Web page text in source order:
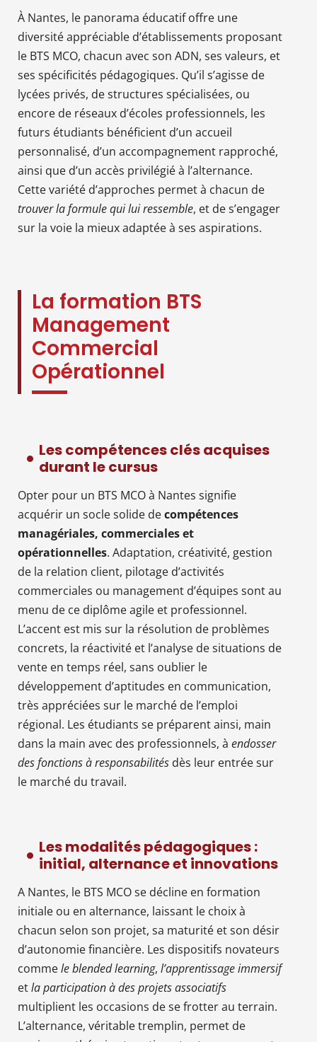
À Nantes, le panorama éducatif offre une
diversité appréciable d’établissements proposant
le BTS MCO, chacun avec son ADN, ses valeurs, et
ses spécificités pédagogiques. Qu’il s’agisse de
lycées privés, de structures spécialisées, ou
encore de réseaux d’écoles professionnels, les
futurs étudiants bénéficient d’un accueil
personnalisé, d’un accompagnement rapproché,
ainsi que d’un accès privilégié à l’alternance.
Cette variété d’approches permet à chacun de
trouver la formule qui lui ressemble, et de s’engager
sur la voie la mieux adaptée à ses aspirations.
La formation BTS
Management
Commercial
Opérationnel
Les compétences clés acquises
durant le cursus
Opter pour un BTS MCO à Nantes signifie
acquérir un socle solide decompétences
managériales, commerciales et
opérationnelles. Adaptation, créativité, gestion
de la relation client, pilotage d’activités
commerciales ou management d’équipes sont au
menu de ce diplôme agile et professionnel.
L’accent est mis sur la résolution de problèmes
concrets, la réactivité et l’analyse de situations de
vente en temps réel, sans oublier le
développement d’aptitudes en communication,
très appréciées sur le marché de l’emploi
régional. Les étudiants se préparent ainsi, main
dans la main avec des professionnels, à endosser
des fonctions à responsabilités dès leur entrée sur
le marché du travail.
Les modalités pédagogiques :
initial, alternance et innovations
A Nantes, le BTS MCO se décline en formation
initiale ou en alternance, laissant le choix à
chacun selon son projet, sa maturité et son désir
d’autonomie financière. Les dispositifs novateurs
commele blended learning, l’apprentissage immersif
etla participation à des projets associatifs
multiplient les occasions de se frotter au terrain.
L’alternance, véritable tremplin, permet de